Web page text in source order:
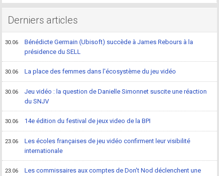
Derniers articles
30.06
Bénédicte Germain (Ubisoft) succède à James Rebours à la
présidence du SELL
30.06 La place des femmes dans l'écosystème du jeu vidéo
30.06
Jeu vidéo : la question de Danielle Simonnet suscite une réaction
du SNJV
30.06 14e édition du festival de jeux video de la BPI
23.06
Les écoles françaises de jeu vidéo confirment leur visibilité
internationale
23.06
Les commissaires aux comptes de Don't Nod déclenchent une